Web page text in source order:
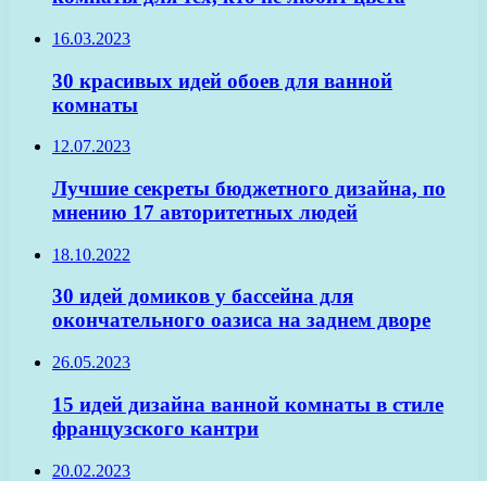
16.03.2023
30 красивых идей обоев для ванной
комнаты
12.07.2023
Лучшие секреты бюджетного дизайна, по
мнению 17 авторитетных людей
18.10.2022
30 идей домиков у бассейна для
окончательного оазиса на заднем дворе
26.05.2023
15 идей дизайна ванной комнаты в стиле
французского кантри
20.02.2023